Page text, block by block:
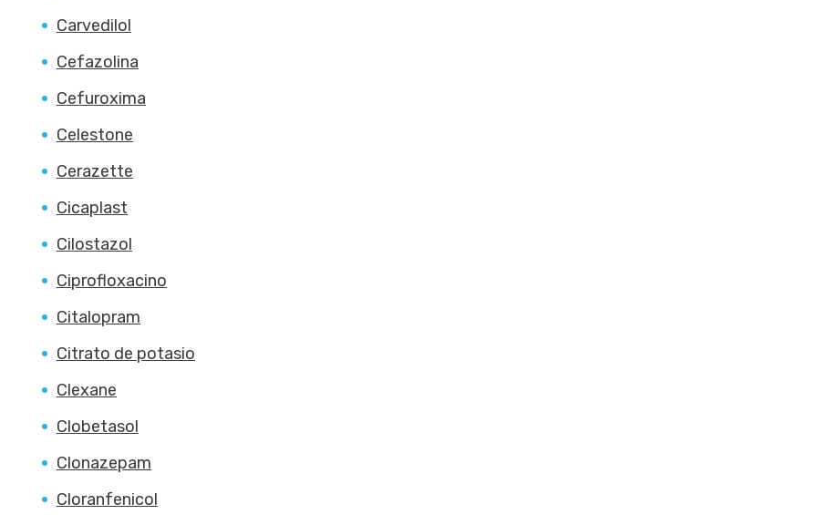
Carvedilol
Cefazolina
Cefuroxima
Celestone
Cerazette
Cicaplast
Cilostazol
Ciprofloxacino
Citalopram
Citrato de potasio
Clexane
Clobetasol
Clonazepam
Cloranfenicol